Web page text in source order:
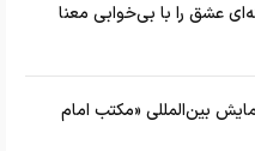
عشق را با بی‌خوابی معنا
بین‌المللی «مکتب امام